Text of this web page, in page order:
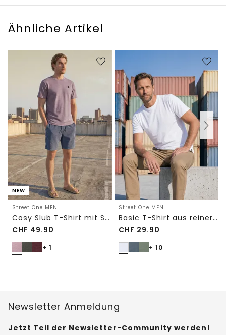
Ähnliche Artikel
NEW
Street One MEN
Cosy Slub T-Shirt mit Struktur
CHF 49.90
+ 1
Street One MEN
Basic T-Shirt aus reiner Baumwolle
CHF 29.90
+ 10
Newsletter Anmeldung
Jetzt Teil der Newsletter-Community werden!